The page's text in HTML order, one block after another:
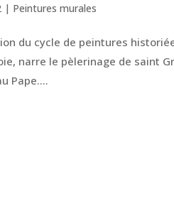
| Peintures murales
du cycle de peintures
narre le pèlerinage de saint
Pape....